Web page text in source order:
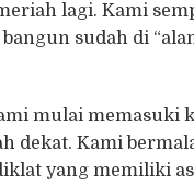
lagi. Kami
sudah di
mulai memasuki
dekat. Kami
yang memiliki